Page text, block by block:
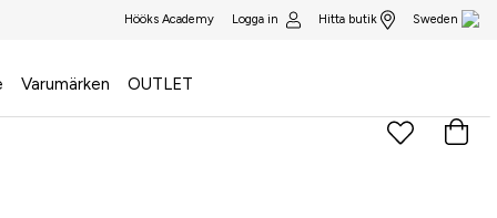
Hööks Academy Logga in Hitta butik Sweden
Varumärken OUTLET